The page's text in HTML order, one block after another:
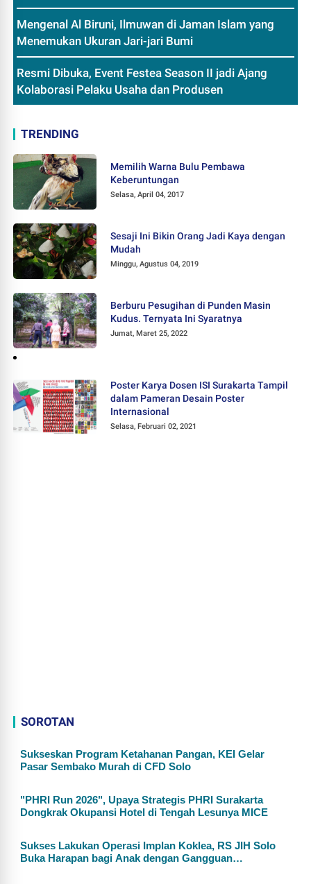
Mengenal Al Biruni, Ilmuwan di Jaman Islam yang
Menemukan Ukuran Jari-jari Bumi
Resmi Dibuka, Event Festea Season II jadi Ajang
Kolaborasi Pelaku Usaha dan Produsen
TRENDING
Memilih Warna Bulu Pembawa
Keberuntungan
Selasa, April 04, 2017
Sesaji Ini Bikin Orang Jadi Kaya dengan
Mudah
Minggu, Agustus 04, 2019
Berburu Pesugihan di Punden Masin
Kudus. Ternyata Ini Syaratnya
Jumat, Maret 25, 2022
Poster Karya Dosen ISI Surakarta Tampil
dalam Pameran Desain Poster
Internasional
Selasa, Februari 02, 2021
SOROTAN
Sukseskan Program Ketahanan Pangan, KEI Gelar
Pasar Sembako Murah di CFD Solo
"PHRI Run 2026", Upaya Strategis PHRI Surakarta
Dongkrak Okupansi Hotel di Tengah Lesunya MICE
Sukses Lakukan Operasi Implan Koklea, RS JIH Solo
Buka Harapan bagi Anak dengan Gangguan